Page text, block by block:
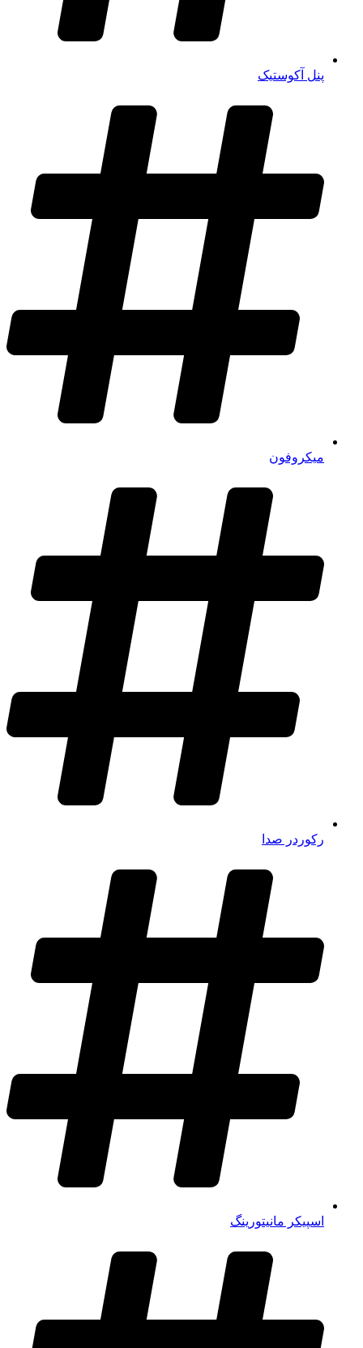
پنل آکوستیک
میکروفون
رکوردر صدا
اسپیکر مانیتورینگ